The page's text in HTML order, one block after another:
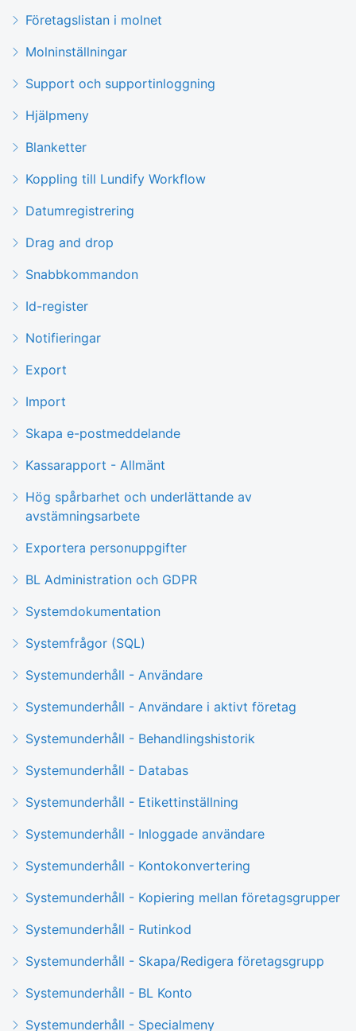
Företagslistan i molnet
Molninställningar
Support och supportinloggning
Hjälpmeny
Blanketter
Koppling till Lundify Workflow
Datumregistrering
Drag and drop
Snabbkommandon
Id-register
Notifieringar
Export
Import
Skapa e-postmeddelande
Kassarapport - Allmänt
Hög spårbarhet och underlättande av
avstämningsarbete
Exportera personuppgifter
BL Administration och GDPR
Systemdokumentation
Systemfrågor (SQL)
Systemunderhåll - Användare
Systemunderhåll - Användare i aktivt företag
Systemunderhåll - Behandlingshistorik
Systemunderhåll - Databas
Systemunderhåll - Etikettinställning
Systemunderhåll - Inloggade användare
Systemunderhåll - Kontokonvertering
Systemunderhåll - Kopiering mellan företagsgrupper
Systemunderhåll - Rutinkod
Systemunderhåll - Skapa/Redigera företagsgrupp
Systemunderhåll - BL Konto
Systemunderhåll - Specialmeny